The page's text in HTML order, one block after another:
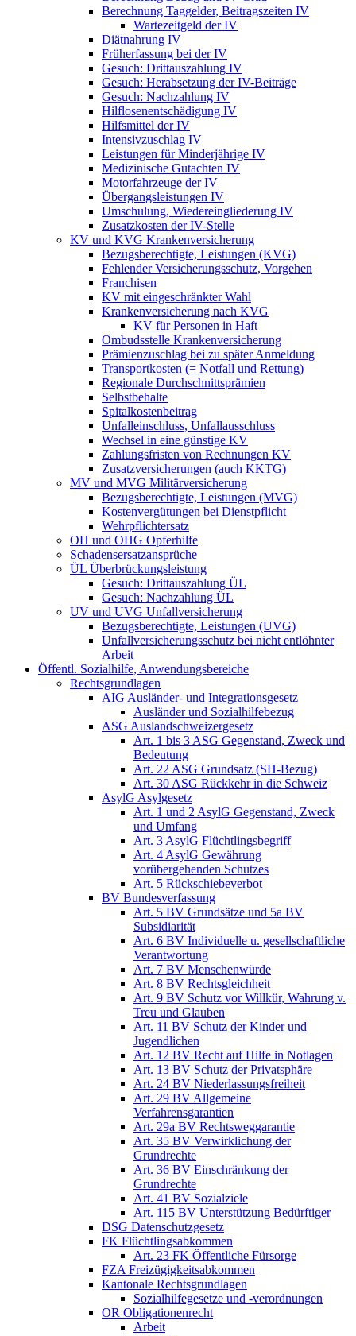
Berechnung Taggelder, Beitragszeiten IV
Wartezeitgeld der IV
Diätnahrung IV
Früherfassung bei der IV
Gesuch: Drittauszahlung IV
Gesuch: Herabsetzung der IV-Beiträge
Gesuch: Nachzahlung IV
Hilflosenentschädigung IV
Hilfsmittel der IV
Intensivzuschlag IV
Leistungen für Minderjährige IV
Medizinische Gutachten IV
Motorfahrzeuge der IV
Übergangsleistungen IV
Umschulung, Wiedereingliederung IV
Zusatzkosten der IV-Stelle
KV und KVG Krankenversicherung
Bezugsberechtigte, Leistungen (KVG)
Fehlender Versicherungsschutz, Vorgehen
Franchisen
KV mit eingeschränkter Wahl
Krankenversicherung nach KVG
KV für Personen in Haft
Ombudsstelle Krankenversicherung
Prämienzuschlag bei zu später Anmeldung
Transportkosten (= Notfall und Rettung)
Regionale Durchschnittsprämien
Selbstbehalte
Spitalkostenbeitrag
Unfalleinschluss, Unfallausschluss
Wechsel in eine günstige KV
Zahlungsfristen von Rechnungen KV
Zusatzversicherungen (auch KKTG)
MV und MVG Militärversicherung
Bezugsberechtigte, Leistungen (MVG)
Kostenvergütungen bei Dienstpflicht
Wehrpflichtersatz
OH und OHG Opferhilfe
Schadensersatzansprüche
ÜL Überbrückungsleistung
Gesuch: Drittauszahlung ÜL
Gesuch: Nachzahlung ÜL
UV und UVG Unfallversicherung
Bezugsberechtigte, Leistungen (UVG)
Unfallversicherungsschutz bei nicht entlöhnter
Arbeit
Öffentl. Sozialhilfe, Anwendungsbereiche
Rechtsgrundlagen
AIG Ausländer- und Integrationsgesetz
Ausländer und Sozialhilfebezug
ASG Auslandschweizergesetz
Art. 1 bis 3 ASG Gegenstand, Zweck und
Bedeutung
Art. 22 ASG Grundsatz (SH-Bezug)
Art. 30 ASG Rückkehr in die Schweiz
AsylG Asylgesetz
Art. 1 und 2 AsylG Gegenstand, Zweck
und Umfang
Art. 3 AsylG Flüchtlingsbegriff
Art. 4 AsylG Gewährung
vorübergehenden Schutzes
Art. 5 Rückschiebeverbot
BV Bundesverfassung
Art. 5 BV Grundsätze und 5a BV
Subsidiarität
Art. 6 BV Individuelle u. gesellschaftliche
Verantwortung
Art. 7 BV Menschenwürde
Art. 8 BV Rechtsgleichheit
Art. 9 BV Schutz vor Willkür, Wahrung v.
Treu und Glauben
Art. 11 BV Schutz der Kinder und
Jugendlichen
Art. 12 BV Recht auf Hilfe in Notlagen
Art. 13 BV Schutz der Privatsphäre
Art. 24 BV Niederlassungsfreiheit
Art. 29 BV Allgemeine
Verfahrensgarantien
Art. 29a BV Rechtsweggarantie
Art. 35 BV Verwirklichung der
Grundrechte
Art. 36 BV Einschränkung der
Grundrechte
Art. 41 BV Sozialziele
Art. 115 BV Unterstützung Bedürftiger
DSG Datenschutzgesetz
FK Flüchtlingsabkommen
Art. 23 FK Öffentliche Fürsorge
FZA Freizügigkeitsabkommen
Kantonale Rechtsgrundlagen
Sozialhilfegesetze und -verordnungen
OR Obligationenrecht
Arbeit